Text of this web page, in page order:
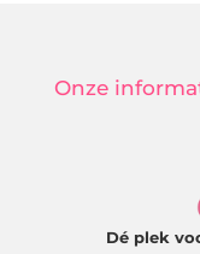
Dé plek
Onze